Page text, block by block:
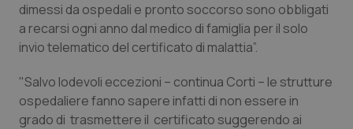
Friuli Venezia Giulia
Lazio
Liguria
Dermatite Atopica
Diabete & glucometri
Disturbi dell’umore
dimessi da ospedali e pronto soccorso sono obbligati
a recarsi ogni anno dal medico di famiglia per il solo
invio telematico del certificato di malattia”.
"Salvo lodevoli eccezioni – continua Corti – le strutture
ospedaliere fanno sapere infatti di non essere in
grado di trasmettere il certificato suggerendo ai